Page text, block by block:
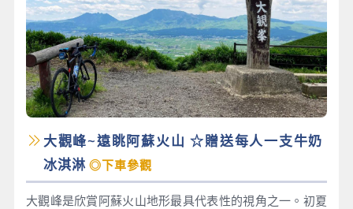
大觀峰~遠眺阿蘇火山 ☆贈送每人一支牛奶
冰淇淋 ◎下車參觀
大觀峰是欣賞阿蘇火山地形最具代表性的視角之一。初夏